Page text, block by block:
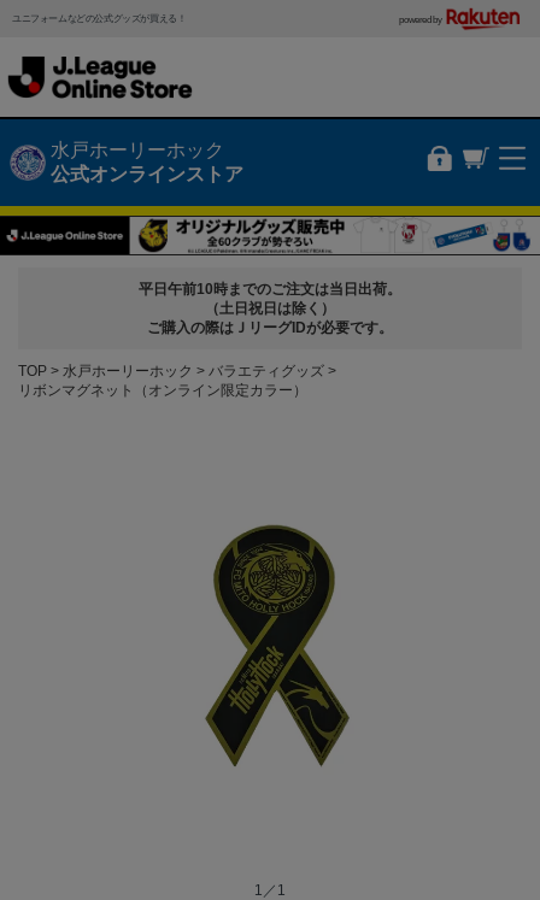
ユニフォームなどの公式グッズが買える！ powered by
水戸ホーリーホック
公式オンラインストア
平日午前10時までのご注文は当日出荷。
（土日祝日は除く）
ご購入の際はＪリーグIDが必要です。
TOP 水戸ホーリーホック
バラエティグッズ
リボンマグネット（オンライン限定カラー）
1／1